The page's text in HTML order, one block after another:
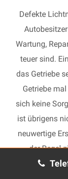
Defekte
Wartung,
teuer sind.
das Getriebe
Getriebe
sich keine
ist übrigens
neuwertige
der Regel
Ersatzteilen